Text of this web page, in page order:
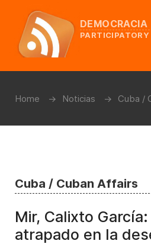
Home Noticias Cuba /
Cuba / Cuban Affairs
Mir, Calixto
atrapado en la